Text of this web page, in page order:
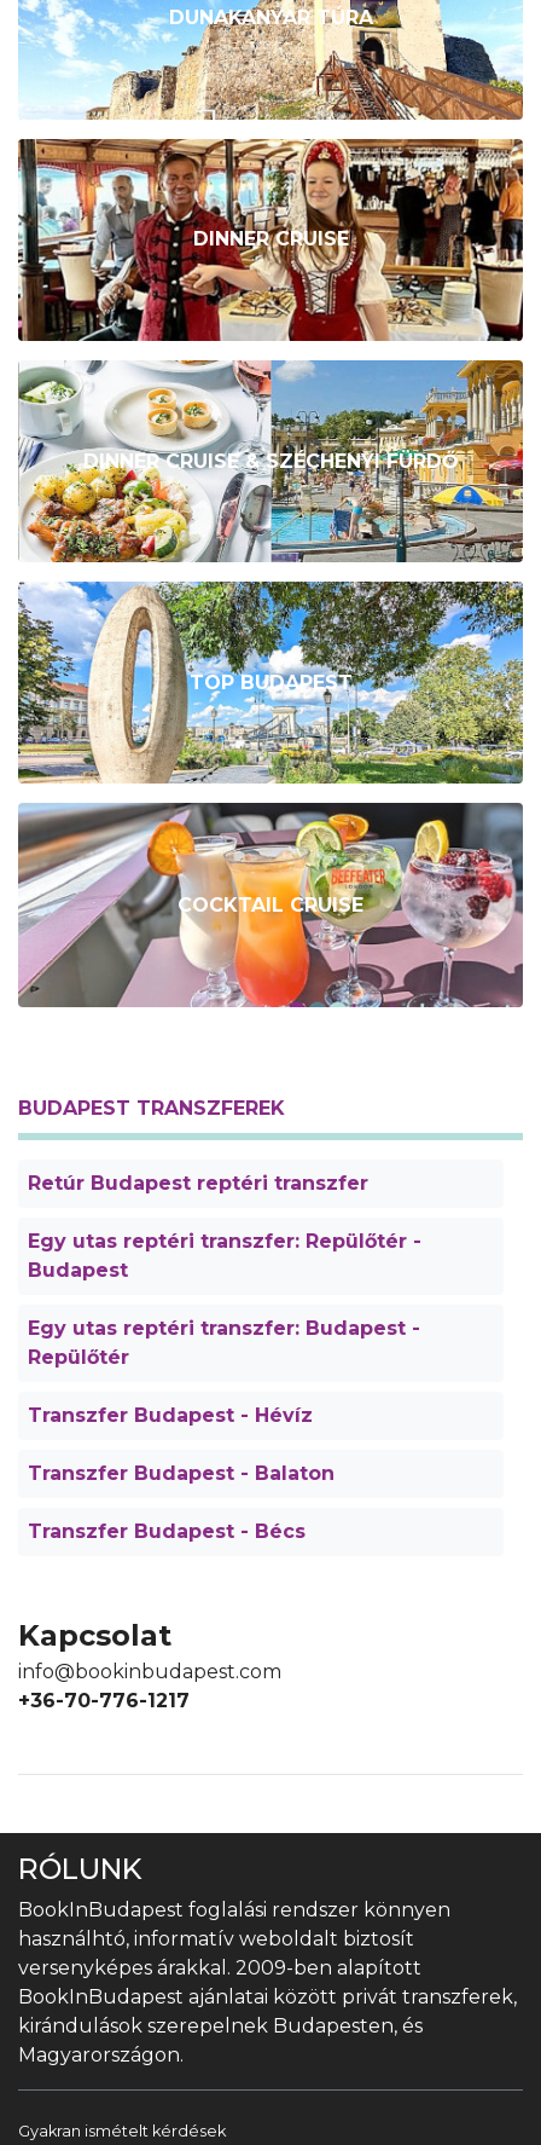
DUNAKANYAR TÚRA
DINNER CRUISE
DINNER CRUISE & SZÉCHENYI FÜRDŐ
TOP BUDAPEST
COCKTAIL CRUISE
BUDAPEST TRANSZFEREK
Retúr Budapest reptéri transzfer
Egy utas reptéri transzfer: Repülőtér -
Budapest
Egy utas reptéri transzfer: Budapest -
Repülőtér
Transzfer Budapest - Hévíz
Transzfer Budapest - Balaton
Transzfer Budapest - Bécs
Kapcsolat
info@bookinbudapest.com
+36-70-776-1217
RÓLUNK
BookInBudapest foglalási rendszer könnyen
használhtó, informatív weboldalt biztosít
versenyképes árakkal. 2009-ben alapított
BookInBudapest ajánlatai között privát transzferek,
kirándulások szerepelnek Budapesten, és
Magyarországon.
Gyakran ismételt kérdések